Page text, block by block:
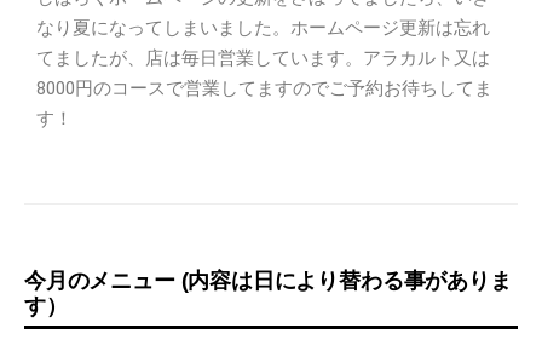
なり夏になってしまいました。ホームページ更新は忘れ
てましたが、店は毎日営業しています。アラカルト又は
8000円のコースで営業してますのでご予約お待ちしてま
す！
今月のメニュー (内容は日により替わる事がありま
す）